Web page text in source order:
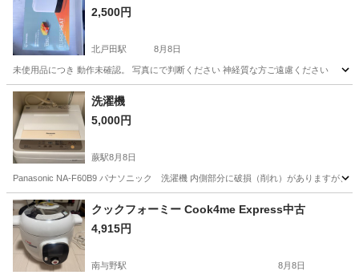
2,500円
北戸田駅 8月8日
未使用品につき 動作未確認。 写真にで判断ください 神経質な方ご遠慮ください
埼玉 蕨市 北戸田駅
洗濯機
5,000円
蕨駅8月8日
Panasonic NA-F60B9 パナソニック 洗濯機 内側部分に破損（削れ）がありますが、
埼玉 川口市 蕨駅
クックフォーミー Cook4me Express中古
4,915円
南与野駅 8月8日